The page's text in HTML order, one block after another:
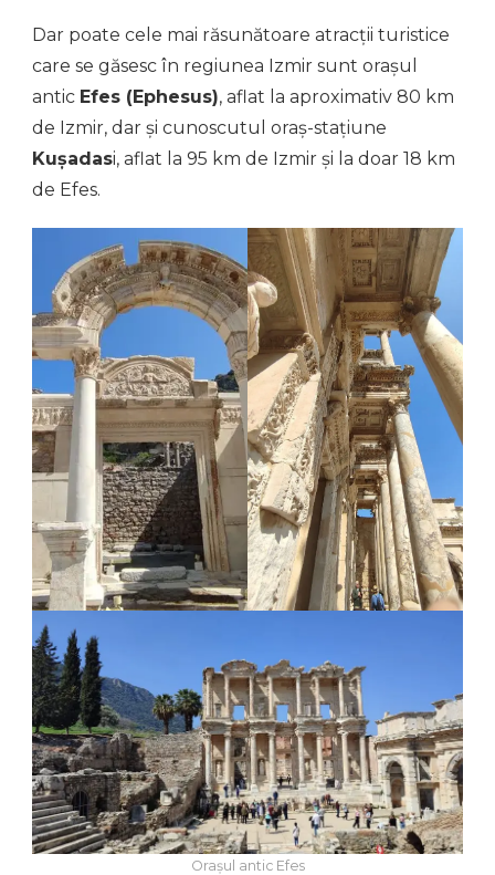
Dar poate cele mai răsunătoare atracții turistice
care se găsesc în regiunea Izmir sunt orașul
antic Efes (Ephesus), aflat la aproximativ 80 km
de Izmir, dar și cunoscutul oraș-stațiune
Kuşadasi, aflat la 95 km de Izmir și la doar 18 km
de Efes.
Orașul antic Efes